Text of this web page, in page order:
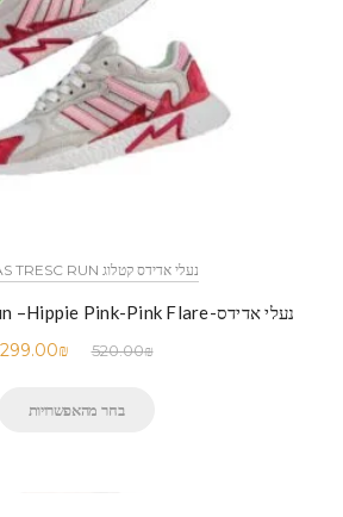
נעלי אדידס קטלוג ADIDAS TRESC RUN
נעלי אדידס-ADIDAS Tresc Run –Hippie Pink-Pink Flare
520.00₪
299.00₪
בחר מהאפשרויות